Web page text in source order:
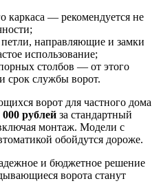
каркаса — рекомендуется не
направляющие и замки
использование;
столбов — от этого
срок службы ворот.
ворот для частного дома
000 рублей за стандартный
монтаж. Модели с
обойдутся дороже.
и бюджетное решение
ворота станут